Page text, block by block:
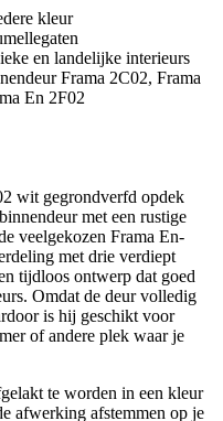
kleur
en landelijke interieurs
Frama 2C02, Frama
En 2F02
wit gegrondverfd opdek
met een rustige
veelgekozen Frama En-
met drie verdiept
tijdloos ontwerp dat goed
Omdat de deur volledig
is hij geschikt voor
of andere plek waar je
te worden in een kleur
afwerking afstemmen op je